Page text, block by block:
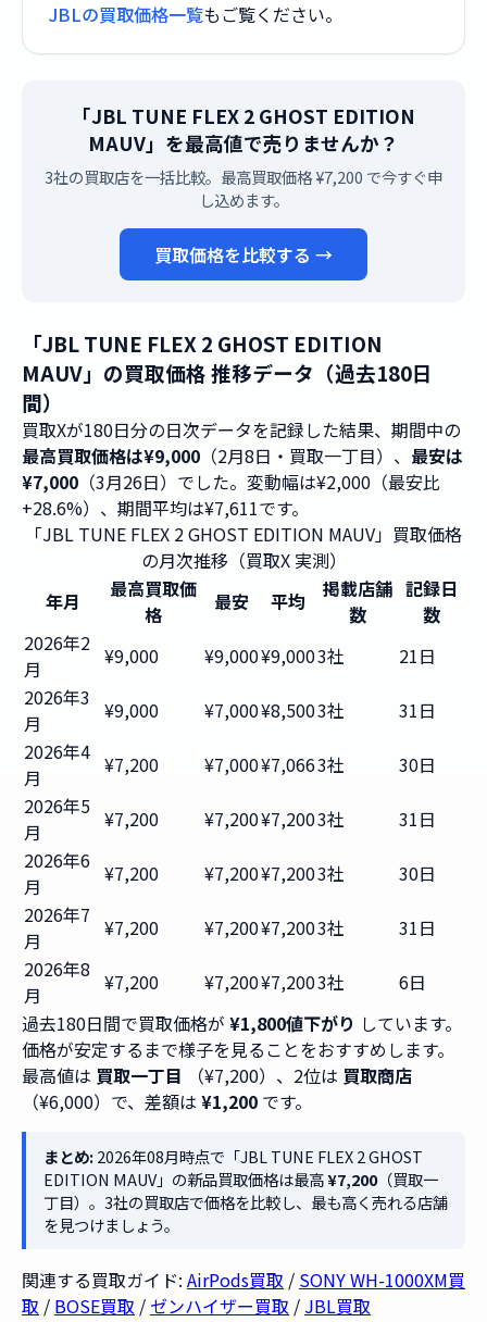
JBLの買取価格一覧もご覧ください。
「JBL TUNE FLEX 2 GHOST EDITION
MAUV」を最高値で売りませんか？
3社の買取店を一括比較。最高買取価格 ¥7,200 で今すぐ申
し込めます。
買取価格を比較する →
「JBL TUNE FLEX 2 GHOST EDITION
MAUV」の買取価格 推移データ（過去180日
間）
買取Xが180日分の日次データを記録した結果、期間中の
最高買取価格は¥9,000 （2月8日・買取一丁目）、 最安は
¥7,000 （3月26日）でした。変動幅は¥2,000（最安比
+28.6%）、期間平均は¥7,611です。
「JBL TUNE FLEX 2 GHOST EDITION MAUV」買取価格
の月次推移（買取X 実測）
年月
最高買取価
格
最安 平均
掲載店舗
数
記録日
数
2026年2
月
¥9,000 ¥9,000¥9,0003社
21日
2026年3
月
¥9,000 ¥7,000¥8,5003社
31日
2026年4
月
¥7,200 ¥7,000¥7,0663社
30日
2026年5
月
¥7,200 ¥7,200¥7,2003社
31日
2026年6
月
¥7,200 ¥7,200¥7,2003社
30日
2026年7
月
¥7,200 ¥7,200¥7,2003社
31日
2026年8
月
¥7,200 ¥7,200¥7,2003社
6日
過去180日間で買取価格が ¥1,800値下がり しています。
価格が安定するまで様子を見ることをおすすめします。
最高値は 買取一丁目 （¥7,200）、2位は 買取商店
（¥6,000）で、差額は ¥1,200 です。
まとめ:2026年08月時点で「JBL TUNE FLEX 2 GHOST
EDITION MAUV」の新品買取価格は最高¥7,200（買取一
丁目）。3社の買取店で価格を比較し、最も高く売れる店舗
を見つけましょう。
関連する買取ガイド: AirPods買取 / SONY WH-1000XM買
取 / BOSE買取 / ゼンハイザー買取 / JBL買取